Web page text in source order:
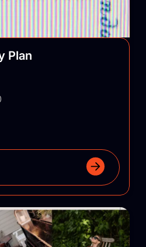
regionus.
Plan